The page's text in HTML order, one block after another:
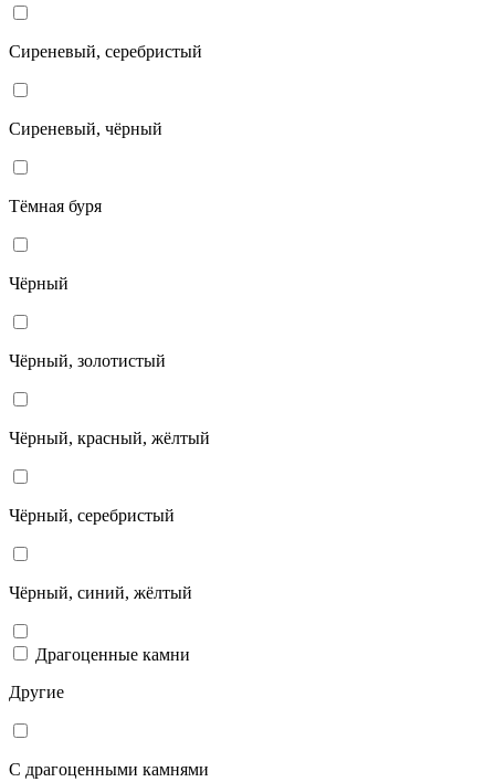
Сиреневый, серебристый
Сиреневый, чёрный
Тёмная буря
Чёрный
Чёрный, золотистый
Чёрный, красный, жёлтый
Чёрный, серебристый
Чёрный, синий, жёлтый
Драгоценные камни
Другие
С драгоценными камнями